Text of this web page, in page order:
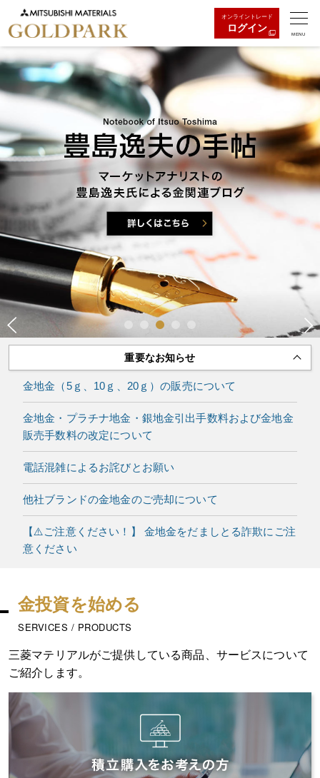
オンライントレード
ログイン
MENU
Previous
重要なお知らせ
金地金（5ｇ、10ｇ、20ｇ）の販売について
金地金・プラチナ地金・銀地金引出手数料および金地金
販売手数料の改定について
電話混雑によるお詫びとお願い
他社ブランドの金地金のご売却について
【⚠️ご注意ください！】 金地金をだましとる詐欺にご注
意ください
金投資を始める
SERVICES / PRODUCTS
三菱マテリアルがご提供している商品、サービスについて
ご紹介します。